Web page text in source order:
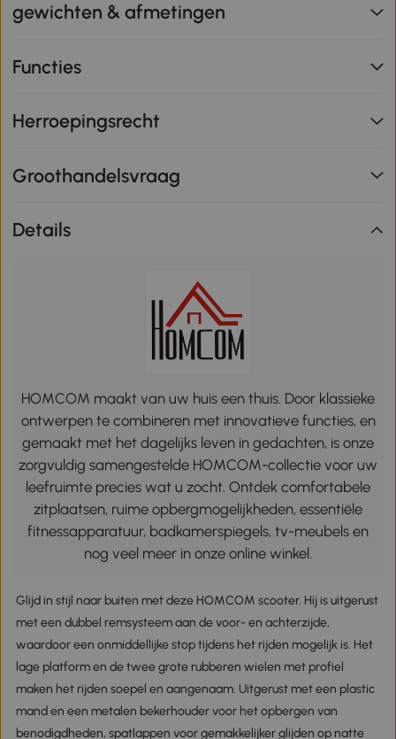
gewichten & afmetingen
Functies
Herroepingsrecht
Groothandelsvraag
Details
HOMCOM maakt van uw huis een thuis. Door klassieke
ontwerpen te combineren met innovatieve functies, en
gemaakt met het dagelijks leven in gedachten, is onze
zorgvuldig samengestelde HOMCOM-collectie voor uw
leefruimte precies wat u zocht. Ontdek comfortabele
zitplaatsen, ruime opbergmogelijkheden, essentiële
fitnessapparatuur, badkamerspiegels, tv-meubels en
nog veel meer in onze online winkel.
Glijd in stijl naar buiten met deze HOMCOM scooter. Hij is uitgerust
met een dubbel remsysteem aan de voor- en achterzijde,
waardoor een onmiddellijke stop tijdens het rijden mogelijk is. Het
lage platform en de twee grote rubberen wielen met profiel
maken het rijden soepel en aangenaam. Uitgerust met een plastic
mand en een metalen bekerhouder voor het opbergen van
benodigdheden, spatlappen voor gemakkelijker glijden op natte